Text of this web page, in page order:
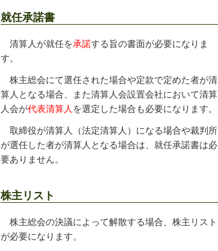
就任承諾書
清算人が就任を承諾する旨の書面が必要になりま
す。
株主総会にて選任された場合や定款で定めた者が清
算人となる場合、また清算人会設置会社において清算
人会が代表清算人 を選定した場合も必要になります。
取締役が清算人（法定清算人）になる場合や裁判所
が選任した者が清算人となる場合は、就任承諾書は必
要ありません。
株主リスト
株主総会の決議によって解散する場合、株主リスト
が必要になります。